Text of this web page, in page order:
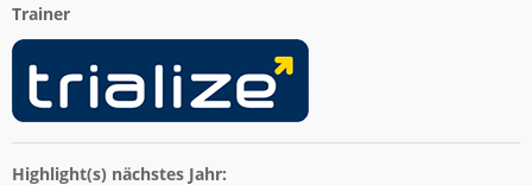
Trainer
Highlight(s) nächstes Jahr: